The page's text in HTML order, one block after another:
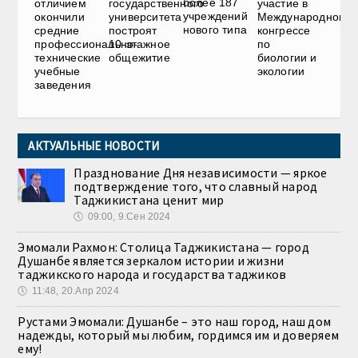
отличием
окончили
средние
профессионально-
технические
учебные
заведения
государственного
университета
построят
10-этажное
общежитие
учреждений
нового типа
участие в
Международном
конгрессе
по
биологии и
экологии
АКТУАЛЬНЫЕ НОВОСТИ
Празднование Дня независимости — яркое
подтверждение того, что славный народ
Таджикистана ценит мир
🕔 09:00, 9.Сен 2024
Эмомали Рахмон: Столица Таджикистана — город
Душанбе является зеркалом истории и жизни
таджикского народа и государства таджиков
🕔 11:48, 20.Апр 2024
Рустами Эмомали: Душанбе – это наш город, наш дом
надежды, который мы любим, гордимся им и доверяем
ему!